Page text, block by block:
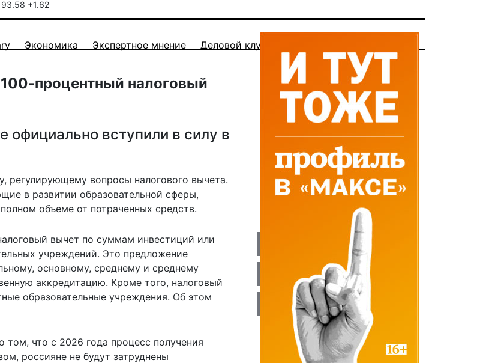
93.58 +1.62
Экономика Экспертное мнение Деловой клуб
процентный налоговый
официально вступили в силу в
регулирующему вопросы налогового вычета.
в развитии образовательной сферы,
объеме от потраченных средств.
вычет по суммам инвестиций или
учреждений. Это предложение
основному, среднему и среднему
аккредитацию. Кроме того, налоговый
образовательные учреждения. Об этом
том, что с 2026 года процесс получения
россияне не будут затруднены